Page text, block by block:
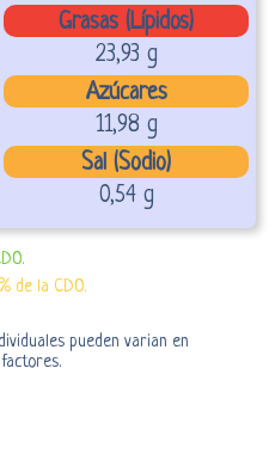
Grasas (Lípidos)
23,93 g
Azúcares
11,98 g
Sal (Sodio)
0,54 g
de la CDO.
pueden varian en